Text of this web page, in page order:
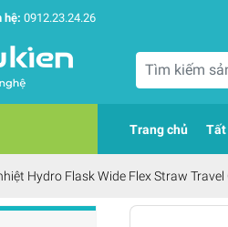
hệ: 0912.23.24.26
Trang chủ Tất
Hydro Flask Wide Flex Straw